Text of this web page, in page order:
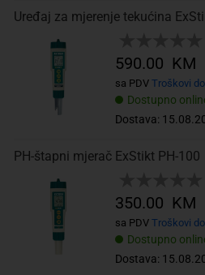
Uređaj za mjerenje tekućina
Dostupno
Dostava:
590.00 KM
sa PDV Troškovi
PH-štapni mjerač ExStikt PH-100
Dostupno
Dostava:
350.00 KM
sa PDV Troškovi